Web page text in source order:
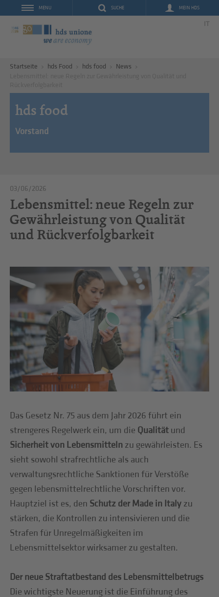
SUCHE MEIN HDS
MENU
IT
Startseite hds Food hds food
News
hds food
Vorstand
03/06/2026
Lebensmittel: neue Regeln zur
Gewährleistung von Qualität
und Rückverfolgbarkeit
Das Gesetz Nr. 75 aus dem Jahr 2026 führt ein
strengeres Regelwerk ein, um die Qualität und
Sicherheit von Lebensmitteln zu gewährleisten. Es
sieht sowohl strafrechtliche als auch
verwaltungsrechtliche Sanktionen für Verstöße
gegen lebensmittelrechtliche Vorschriften vor.
Hauptziel ist es, den Schutz der Made in Italy zu
stärken, die Kontrollen zu intensivieren und die
Strafen für Unregelmäßigkeiten im
Lebensmittelsektor wirksamer zu gestalten.
Der neue Straftatbestand des Lebensmittelbetrugs
Die wichtigste Neuerung ist die Einführung des